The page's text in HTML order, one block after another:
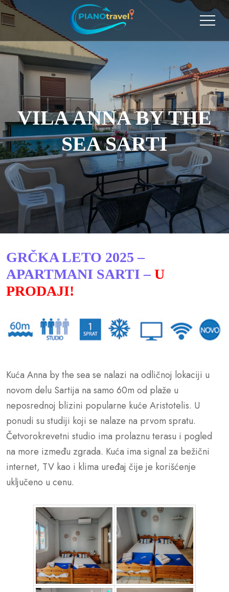
VILA ANNA BY THE
SEA SARTI
GRČKA LETO 2025 –
APARTMANI SARTI –U
PRODAJI!
Kuća Anna by the sea se nalazi na odličnoj lokaciji u
novom delu Sartija na samo 60m od plaže u
neposrednoj blizini popularne kuće Aristotelis. U
ponudi su studiji koji se nalaze na prvom spratu.
Četvorokrevetni studio ima prolaznu terasu i pogled
na more između zgrada. Kuća ima signal za bežični
internet, TV kao i klima uređaj čije je korišćenje
uključeno u cenu.